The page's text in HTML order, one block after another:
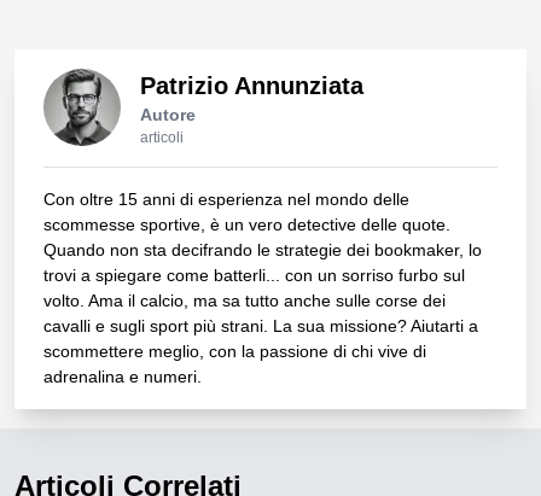
Patrizio Annunziata
Autore
articoli
Con oltre 15 anni di esperienza nel mondo delle
scommesse sportive, è un vero detective delle quote.
Quando non sta decifrando le strategie dei bookmaker, lo
trovi a spiegare come batterli... con un sorriso furbo sul
volto. Ama il calcio, ma sa tutto anche sulle corse dei
cavalli e sugli sport più strani. La sua missione? Aiutarti a
scommettere meglio, con la passione di chi vive di
adrenalina e numeri.
Articoli Correlati